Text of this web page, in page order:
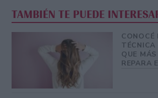
TAMBIÉN TE PUEDE
CONOCÉ
QUE
REPARA